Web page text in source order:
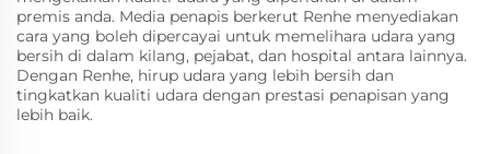
premis anda. Media penapis berkerut Renhe menyediakan
cara yang boleh dipercayai untuk memelihara udara yang
bersih di dalam kilang, pejabat, dan hospital antara lainnya.
Dengan Renhe, hirup udara yang lebih bersih dan
tingkatkan kualiti udara dengan prestasi penapisan yang
lebih baik.